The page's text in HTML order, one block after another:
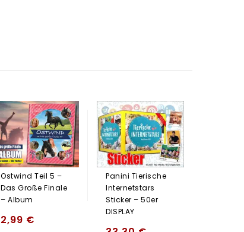
Ostwind Teil 5 –
Das Große Finale
– Album
2,99 €
Panini Tierische
Internetstars
Sticker – 50er
DISPLAY